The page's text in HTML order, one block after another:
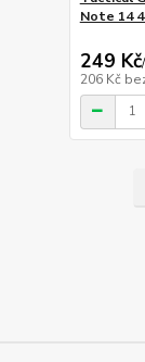
Note 14
249 Kč/
206 Kč